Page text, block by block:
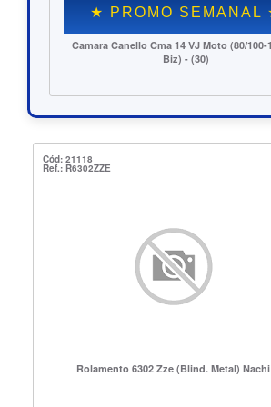
★ PROMO SEMANAL ★
Pneu Kenda Thorax 250-18
Cód: 21118
Ref.: R6302ZZE
Rolamento 6302 Zze (Blind. Metal) Nachi